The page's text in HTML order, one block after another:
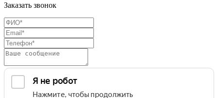
Заказать звонок